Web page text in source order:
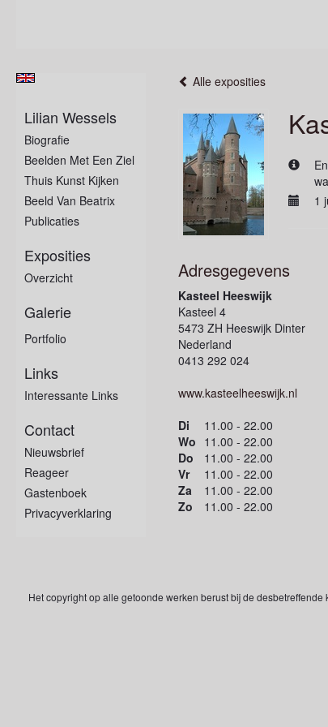
Alle exposities
1
Adresgegevens
Kasteel Heeswijk
Kasteel 4
5473 ZH Heeswijk Dinter
Nederland
0413 292 024
www.kasteelheeswijk.nl
Di
11.00 - 22.00
Wo 11.00 - 22.00
Do
11.00 - 22.00
Vr
11.00 - 22.00
Za
11.00 - 22.00
Zo
11.00 - 22.00
Lilian Wessels
Biografie
Beelden Met Een Ziel
Thuis Kunst Kijken
Beeld Van Beatrix
Publicaties
Exposities
Overzicht
Galerie
Portfolio
Links
Interessante Links
Contact
Nieuwsbrief
Reageer
Gastenboek
Privacyverklaring
Het copyright op alle getoonde werken berust bij de